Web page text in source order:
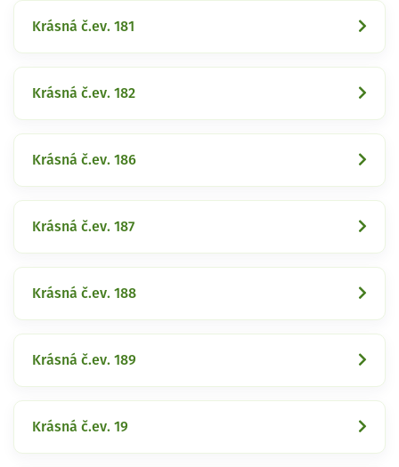
Krásná č.ev. 181
Krásná č.ev. 182
Krásná č.ev. 186
Krásná č.ev. 187
Krásná č.ev. 188
Krásná č.ev. 189
Krásná č.ev. 19